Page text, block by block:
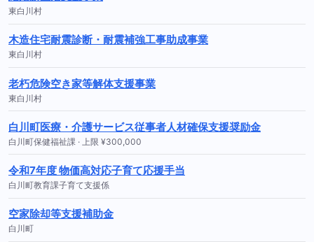
東白川村
木造住宅耐震診断・耐震補強工事助成事業
東白川村
老朽危険空き家等解体支援事業
東白川村
白川町医療・介護サービス従事者人材確保支援奨励金
白川町保健福祉課 · 上限 ¥300,000
令和7年度 物価高対応子育て応援手当
白川町教育課子育て支援係
空家除却等支援補助金
白川町